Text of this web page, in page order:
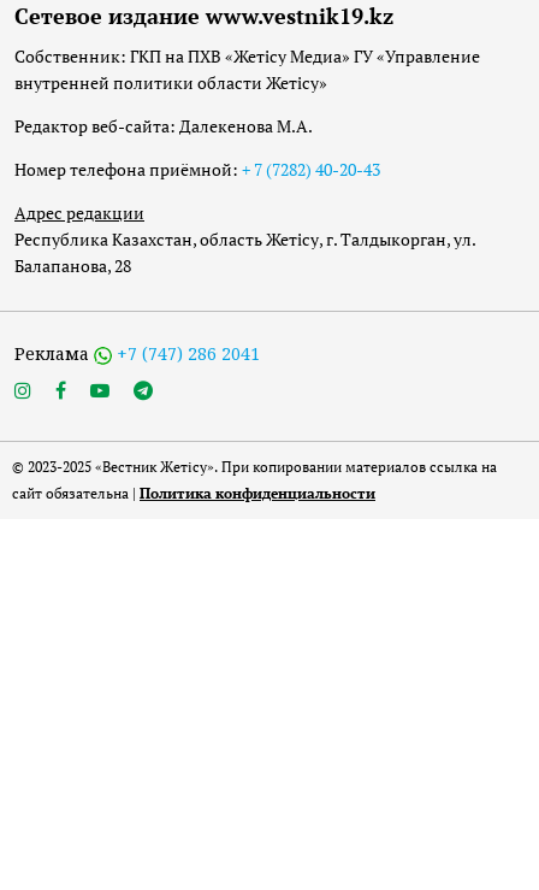
Сетевое издание www.vestnik19.kz
Собственник: ГКП на ПХВ «Жетісу Медиа» ГУ «Управление
внутренней политики области Жетісу»
Редактор веб-сайта: Далекенова М.А.
Номер телефона приёмной: + 7 (7282) 40-20-43
Адрес редакции
Республика Казахстан, область Жетісу, г. Талдыкорган, ул.
Балапанова, 28
Реклама +7 (747) 286 2041
© 2023-2025 «Вестник Жетісу». При копировании материалов ссылка на
сайт обязательна | Политика конфиденциальности